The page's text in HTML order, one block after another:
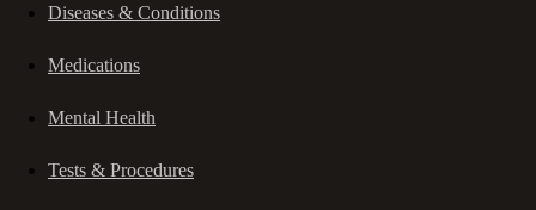
Diseases & Conditions
Medications
Mental Health
Tests & Procedures